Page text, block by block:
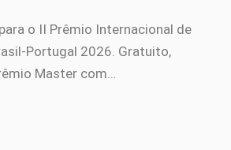
o II Prêmio Internacional de
Portugal 2026. Gratuito,
Master com…